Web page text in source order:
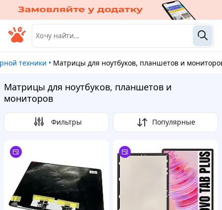
техники • Матрицы для ноутбуков, планшетов и
Матрицы для ноутбуков, планшетов и
мониторов
Фильтры Популярные